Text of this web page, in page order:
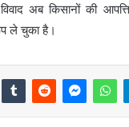
अब किसानों की
ले चुका है।